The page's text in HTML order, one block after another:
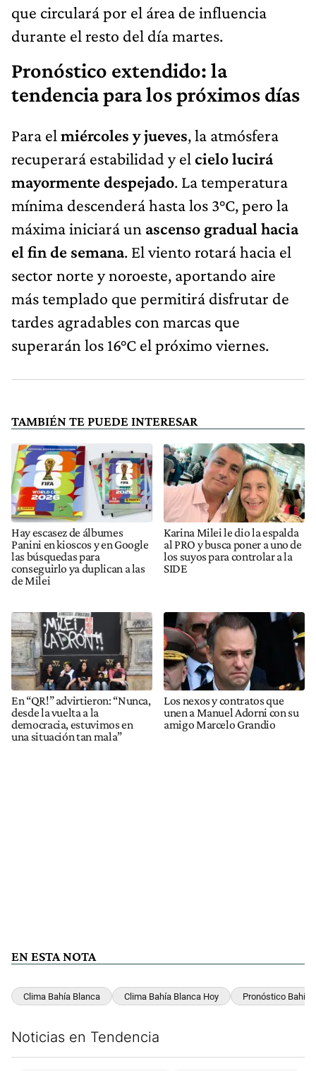
que circulará por el área de influencia
durante el resto del día martes.
Pronóstico extendido: la
tendencia para los próximos días
Para el miércoles y jueves, la atmósfera
recuperará estabilidad y el cielo lucirá
mayormente despejado. La temperatura
mínima descenderá hasta los 3°C, pero la
máxima iniciará un ascenso gradual hacia
el fin de semana. El viento rotará hacia el
sector norte y noroeste, aportando aire
más templado que permitirá disfrutar de
tardes agradables con marcas que
superarán los 16°C el próximo viernes.
TAMBIÉN TE PUEDE INTERESAR
Hay escasez de álbumes
Panini en kioscos y en Google
las búsquedas para
conseguirlo ya duplican a las
de Milei
Karina Milei le dio la espalda
al PRO y busca poner a uno de
los suyos para controlar a la
SIDE
En “QR!” advirtieron: “Nunca,
desde la vuelta a la
democracia, estuvimos en
una situación tan mala”
Los nexos y contratos que
unen a Manuel Adorni con su
amigo Marcelo Grandio
EN ESTA NOTA
Clima Bahía Blanca Clima Bahía Blanca Hoy Pronóstico Bahía
Noticias en Tendencia